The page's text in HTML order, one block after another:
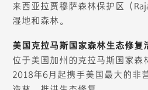
来西亚拉贾穆萨森林保护区（
湿地和森林。
美国克拉马斯国家森林生态修复
位于美国加州的克拉马斯国家森
2018年6月起携手美国最大的非